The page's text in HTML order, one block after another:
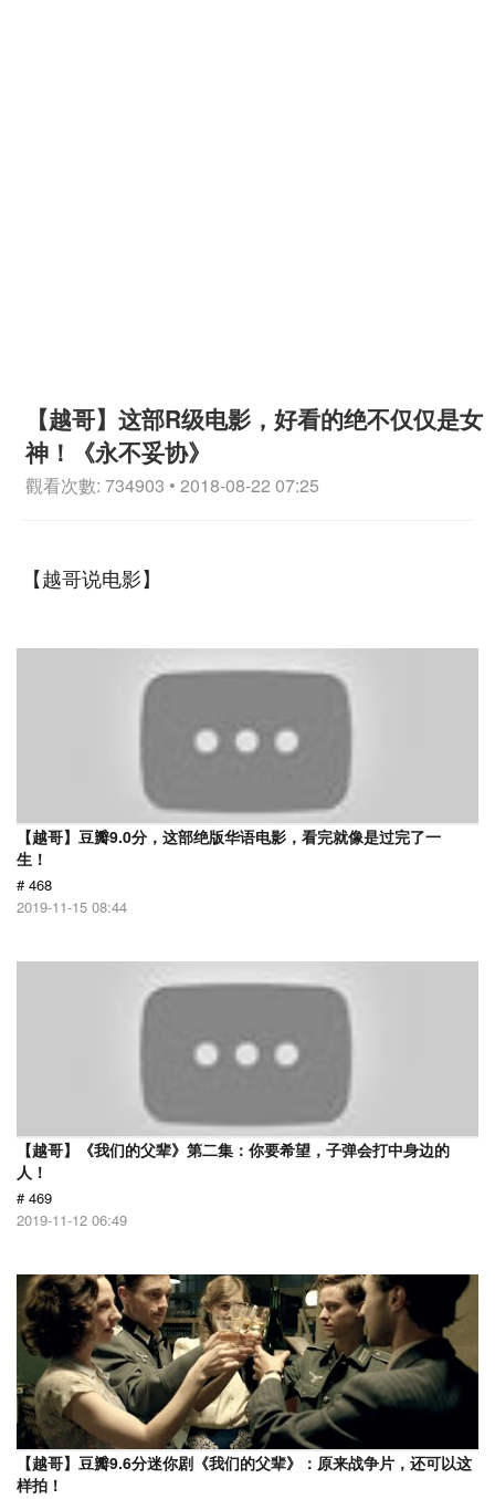
【越哥】这部R级电影，好看的绝不仅仅是女
神！《永不妥协》
觀看次數: 734903 • 2018-08-22 07:25
【越哥说电影】
【越哥】豆瓣9.0分，这部绝版华语电影，看完就像是过完了一
生！
# 468
2019-11-15 08:44
【越哥】《我们的父辈》第二集：你要希望，子弹会打中身边的
人！
# 469
2019-11-12 06:49
【越哥】豆瓣9.6分迷你剧《我们的父辈》：原来战争片，还可以这
样拍！